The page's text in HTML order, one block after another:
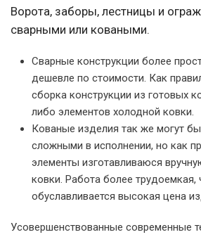
Ворота, заборы, лестницы и
сварными или коваными.
Сварные конструкции более
дешевле по стоимости. Как
сборка конструкции из готовых
либо элементов холодной ковки.
Кованые изделия так же могут
сложными в исполнении, но как
элементы изготавливаюся
ковки. Работа более трудоемкая,
обуславливается высокая цена
Усовершенствованные современные